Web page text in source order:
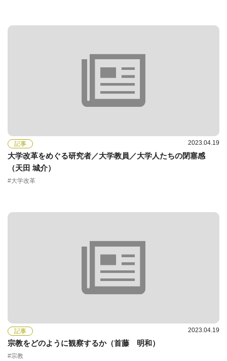
記事 2023.04.19
大学改革をめぐる研究者／大学教員／大学人たちの閉塞感
（天田 城介）
#大学改革
記事 2023.04.19
宗教をどのように観察するか（首藤 明和）
#宗教